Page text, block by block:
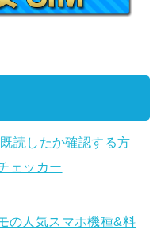
読したか確認する方
ェッカー
の人気スマホ機種&料